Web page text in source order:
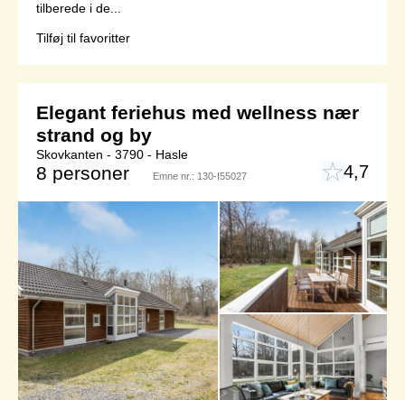
tilberede i de...
Tilføj til favoritter
Elegant feriehus med wellness nær
strand og by
Skovkanten - 3790 - Hasle
8 personer Emne nr.: 130-I55027 4,7